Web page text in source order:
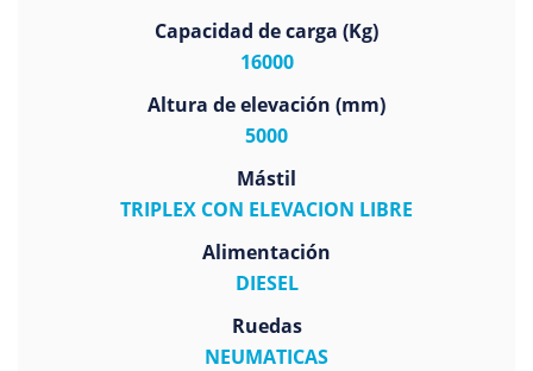
Capacidad de carga (Kg)
16000
Altura de elevación (mm)
5000
Mástil
TRIPLEX CON ELEVACION LIBRE
Alimentación
DIESEL
Ruedas
NEUMATICAS